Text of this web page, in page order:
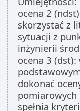
ocena 2
skorzystać z
sytuacji z
inżynierii
ocena 3
dokonać
pomiarowych
spełnia